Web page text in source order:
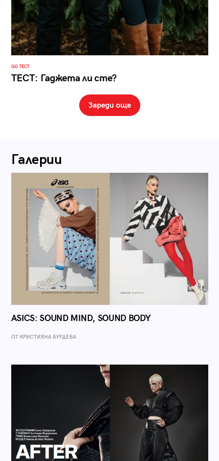
GO ТЕСТ
ТЕСТ: Гаджета ли сте?
Зареди още
Галерии
ASICS: SOUND MIND, SOUND BODY
ОТ КРИСТИЯНА БУРДЕВА